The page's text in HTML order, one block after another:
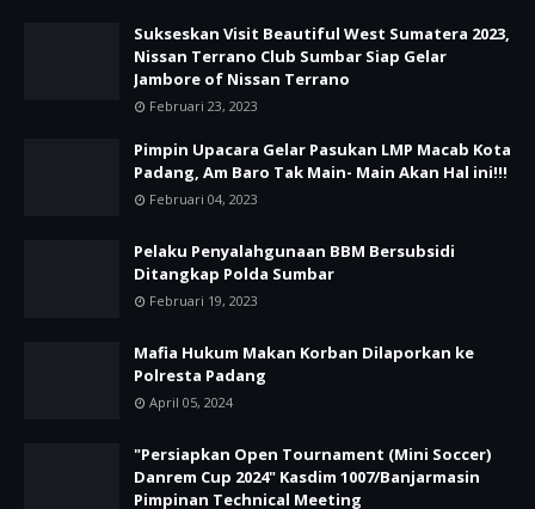
Sukseskan Visit Beautiful West Sumatera 2023,
Nissan Terrano Club Sumbar Siap Gelar
Jambore of Nissan Terrano
Februari 23, 2023
Pimpin Upacara Gelar Pasukan LMP Macab Kota
Padang, Am Baro Tak Main- Main Akan Hal ini!!!
Februari 04, 2023
Pelaku Penyalahgunaan BBM Bersubsidi
Ditangkap Polda Sumbar
Februari 19, 2023
Mafia Hukum Makan Korban Dilaporkan ke
Polresta Padang
April 05, 2024
"Persiapkan Open Tournament (Mini Soccer)
Danrem Cup 2024" Kasdim 1007/Banjarmasin
Pimpinan Technical Meeting